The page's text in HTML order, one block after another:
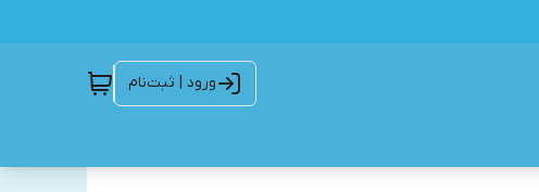
ورود | ثبت‌نام